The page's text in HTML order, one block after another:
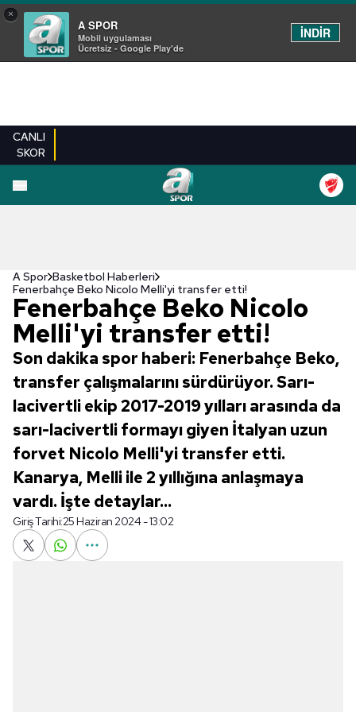
×
A SPOR
Mobil uygulaması
Ücretsiz - Google Play'de
İNDİR
CANLI
SKOR
A Spor Basketbol Haberleri
Fenerbahçe Beko Nicolo Melli'yi transfer etti!
Fenerbahçe Beko Nicolo
Melli'yi transfer etti!
Son dakika spor haberi: Fenerbahçe Beko,
transfer çalışmalarını sürdürüyor. Sarı-
lacivertli ekip 2017-2019 yılları arasında da
sarı-lacivertli formayı giyen İtalyan uzun
forvet Nicolo Melli'yi transfer etti.
Kanarya, Melli ile 2 yıllığına anlaşmaya
vardı. İşte detaylar...
Giriş Tarihi:25 Haziran 2024 - 13:02